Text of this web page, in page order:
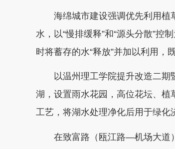
海绵城市建设强调优先利用植
水，以“慢排缓释”和“源头分散”控
时将蓄存的水“释放”并加以利用，
以温州理工学院提升改造二
湖，设置雨水花园，高位花坛、
工艺，将湖水处理净化后用于绿化
在致富路（瓯江路—机场大道